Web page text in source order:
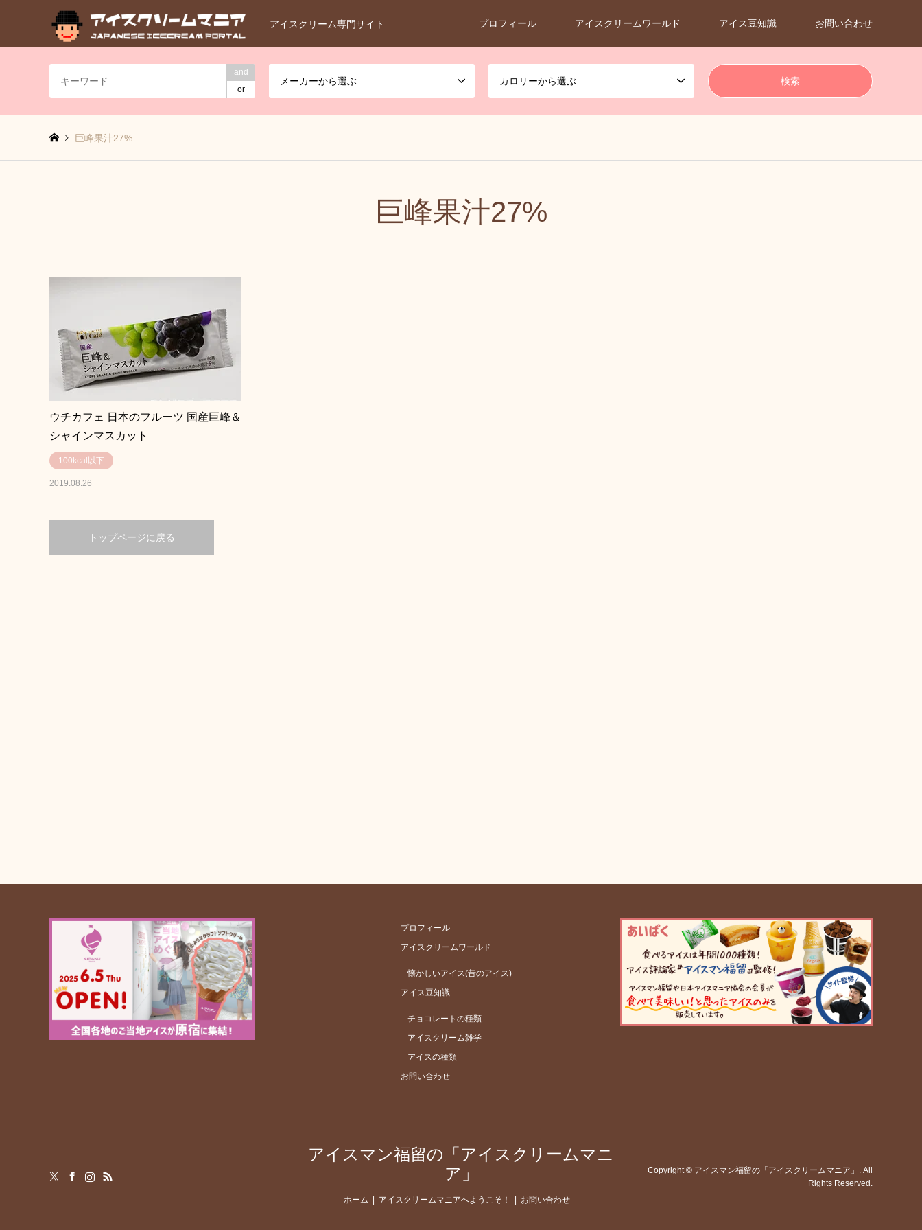
アイスクリーム専門サイト プロフィール アイスクリームワールド アイス豆知識 お問い合わせ
and
or
メーカーから選ぶ カロリーから選ぶ
巨峰果汁27%
巨峰果汁27%
ウチカフェ 日本のフルーツ 国産巨峰＆
シャインマスカット
100kcal以下
2019.08.26
トップページに戻る
プロフィール
アイスクリームワールド
懐かしいアイス(昔のアイス)
アイス豆知識
チョコレートの種類
アイスクリーム雑学
アイスの種類
お問い合わせ
アイスマン福留の「アイスクリームマニ
ア」
ホーム アイスクリームマニアへようこそ！ お問い合わせ
Copyright© アイスマン福留の「アイスクリームマニア」 . All
Rights Reserved.